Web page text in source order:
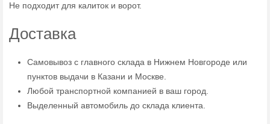
Не подходит для калиток и ворот.
Доставка
Самовывоз с главного склада в Нижнем Новгороде или
пунктов выдачи в Казани и Москве.
Любой транспортной компанией в ваш город.
Выделенный автомобиль до склада клиента.